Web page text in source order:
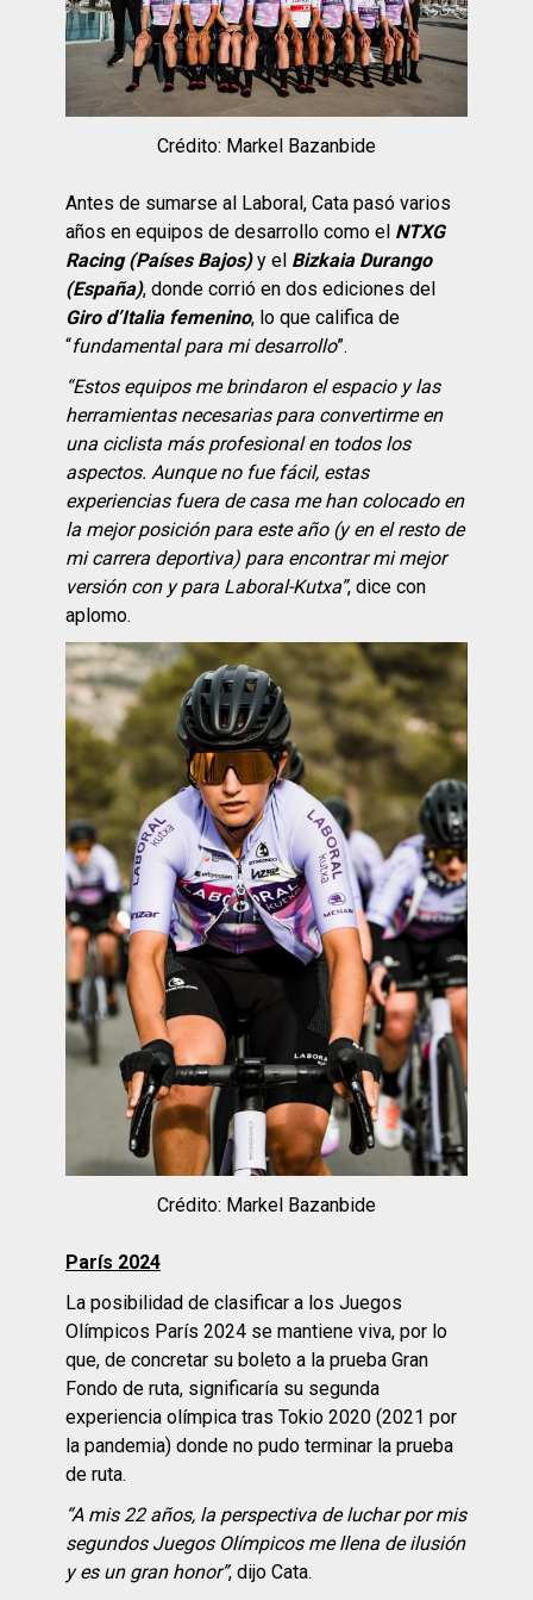
Crédito: Markel Bazanbide
Antes de sumarse al Laboral, Cata pasó varios
años en equipos de desarrollo como el NTXG
Racing (Países Bajos)y el Bizkaia Durango
(España), donde corrió en dos ediciones del
Giro d’Italia femenino, lo que califica de
“fundamental para mi desarrollo”.
“Estos equipos me brindaron el espacio y las
herramientas necesarias para convertirme en
una ciclista más profesional en todos los
aspectos. Aunque no fue fácil, estas
experiencias fuera de casa me han colocado en
la mejor posición para este año (y en el resto de
mi carrera deportiva) para encontrar mi mejor
versión con y para Laboral-Kutxa”, dice con
aplomo.
Crédito: Markel Bazanbide
París 2024
La posibilidad de clasificar a los Juegos
Olímpicos París 2024 se mantiene viva, por lo
que, de concretar su boleto a la prueba Gran
Fondo de ruta, significaría su segunda
experiencia olímpica tras Tokio 2020 (2021 por
la pandemia) donde no pudo terminar la prueba
de ruta.
“A mis 22 años, la perspectiva de luchar por mis
segundos Juegos Olímpicos me llena de ilusión
y es un gran honor”, dijo Cata.